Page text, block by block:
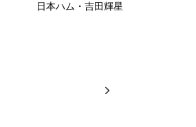
日本ハム・吉田輝星